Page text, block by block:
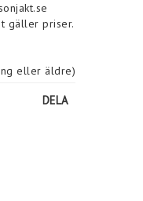
gäller priser.
eller äldre)
DELA